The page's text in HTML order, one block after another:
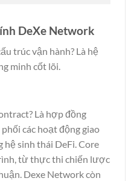
DeXe Network
trúc vận hành? Là hệ
minh cốt lõi.
Là hợp đồng
các hoạt động giao
hệ sinh thái DeFi. Core
từ thực thi chiến lược
Dexe Network còn